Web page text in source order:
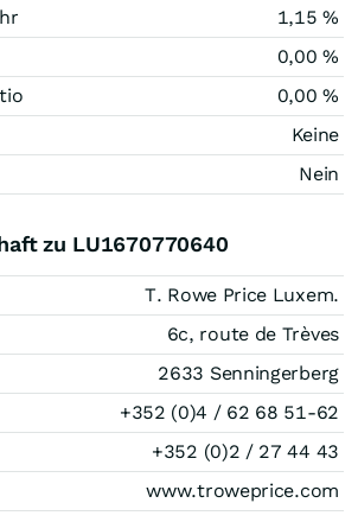
1,15 %
0,00 %
0,00 %
Keine
Nein
zu LU1670770640
T. Rowe Price Luxem.
6c, route de Trèves
2633 Senningerberg
+352 (0)4 / 62 68 51-62
+352 (0)2 / 27 44 43
www.troweprice.com